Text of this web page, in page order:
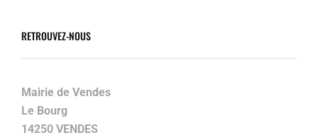
RETROUVEZ-NOUS
Mairie de Vendes
Le Bourg
14250 VENDES